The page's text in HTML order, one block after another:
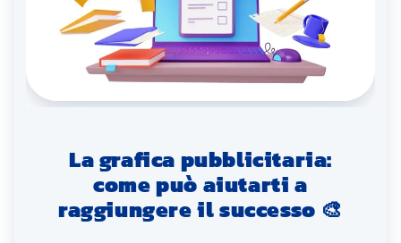
La grafica pubblicitaria:
come può aiutarti a
raggiungere il successo 🎨